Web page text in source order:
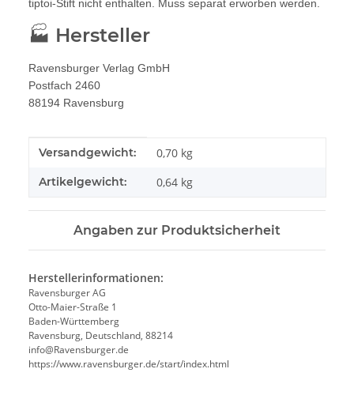
tiptoi-Stift nicht enthalten. Muss separat erworben werden.
🏭 Hersteller
Ravensburger Verlag GmbH
Postfach 2460
88194 Ravensburg
Produkteigenschaft
Wert
Versandgewicht: 0,70 kg
Artikelgewicht: 0,64 kg
Angaben zur Produktsicherheit
Herstellerinformationen:
Ravensburger AG
Otto-Maier-Straße 1
Baden-Württemberg
Ravensburg, Deutschland, 88214
info@Ravensburger.de
https://www.ravensburger.de/start/index.html